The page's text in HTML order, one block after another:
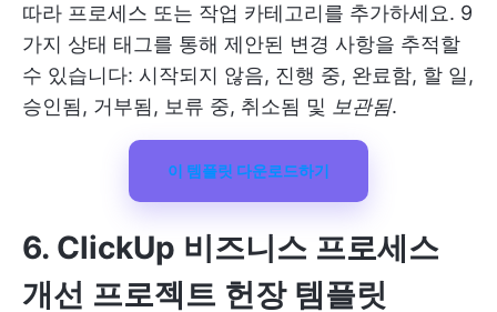
따라 프로세스 또는 작업 카테고리를 추가하세요. 9
가지 상태 태그를 통해 제안된 변경 사항을 추적할
수 있습니다: 시작되지 않음, 진행 중, 완료함, 할 일,
승인됨, 거부됨, 보류 중, 취소됨 및 보관됨.
이 템플릿 다운로드하기
6. ClickUp 비즈니스 프로세스
개선 프로젝트 헌장 템플릿